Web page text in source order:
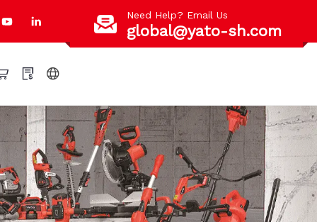
Need Help? Email Us
global@yato-sh.com